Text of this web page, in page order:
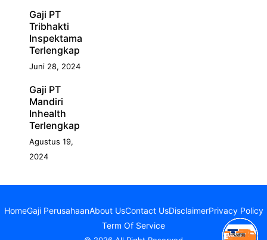
Gaji PT
Tribhakti
Inspektama
Terlengkap
Juni 28, 2024
Gaji PT
Mandiri
Inhealth
Terlengkap
Agustus 19,
2024
HomeGaji PerusahaanAbout UsContact UsDisclaimerPrivacy Policy
Term Of Service